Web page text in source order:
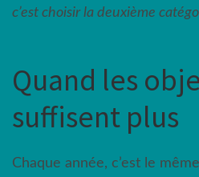
c’est choisir la deuxième
Quand les
suffisent plus
Chaque année, c’est le